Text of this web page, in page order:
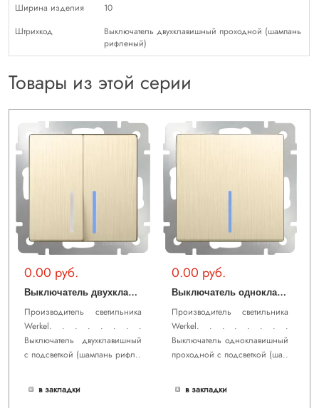
Ширина изделия
10
Штрихкод
Выключатель двухклавишный проходной (шампань
рифленый)
Товары из этой серии
0.00 руб.
В
ыключатель двухклавишный с подсветкой (шампань рифленый) WL10-SW-2G-LED
Производитель светильника
Werkel. . . . . . . .
Выключатель двухклавишный
с подсветкой (шампань рифл..
в закладки
0.00 руб.
В
ыключатель одноклавишный проходной с подсветкой (шампань рифленый) WL10-SW-1G-2W-LED
Производитель светильника
Werkel. . . . . . . .
Выключатель одноклавишный
проходной с подсветкой (ша..
в закладки